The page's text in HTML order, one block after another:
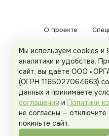
О проекте
Рекламодателям
Мы используем cookies и
аналитики и удобства.
сайт, вы даёте ООО
(ОГРН 1165027064663)
данных и принимаете
соглашения и Политики
не согласны —
покиньте сайт.